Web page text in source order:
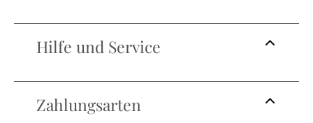
Hilfe und Service
Zahlungsarten